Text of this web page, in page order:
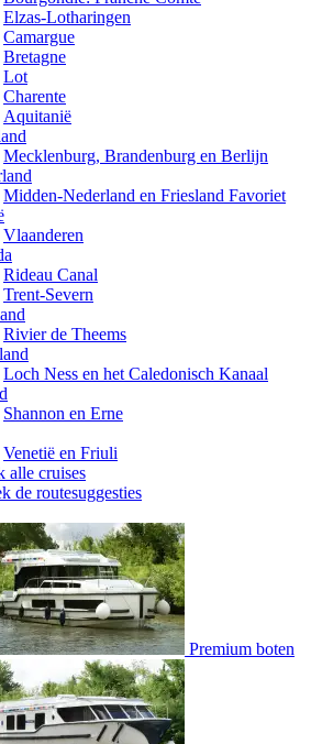
Elzas-Lotharingen
Camargue
Bretagne
Lot
Charente
Aquitanië
Mecklenburg, Brandenburg en Berlijn
Midden-Nederland en Friesland Favoriet
Vlaanderen
Rideau Canal
Trent-Severn
Rivier de Theems
Loch Ness en het Caledonisch Kanaal
Shannon en Erne
Venetië en Friuli
alle cruises
de routesuggesties
Premium boten